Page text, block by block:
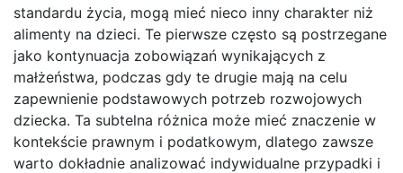
standardu życia, mogą mieć nieco inny charakter niż
alimenty na dzieci. Te pierwsze często są postrzegane
jako kontynuacja zobowiązań wynikających z
małżeństwa, podczas gdy te drugie mają na celu
zapewnienie podstawowych potrzeb rozwojowych
dziecka. Ta subtelna różnica może mieć znaczenie w
kontekście prawnym i podatkowym, dlatego zawsze
warto dokładnie analizować indywidualne przypadki i